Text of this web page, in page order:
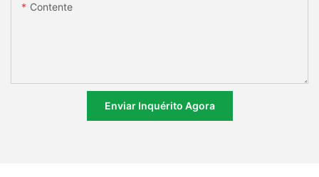
Contente
Enviar Inquérito Agora